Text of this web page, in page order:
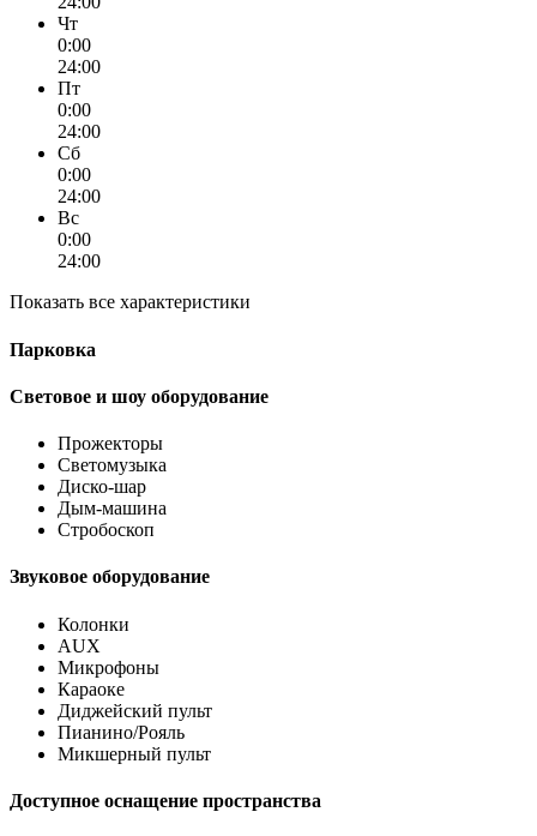
Чт
0:00
24:00
Пт
0:00
24:00
Сб
0:00
24:00
Вс
0:00
24:00
Показать все характеристики
Парковка
Световое и шоу оборудование
Прожекторы
Светомузыка
Диско-шар
Дым-машина
Стробоскоп
Звуковое оборудование
Колонки
AUX
Микрофоны
Караоке
Диджейский пульт
Пианино/Рояль
Микшерный пульт
Доступное оснащение пространства